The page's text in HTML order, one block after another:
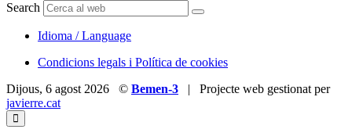
Search
Idioma / Language
Condicions legals i Política de cookies
Dijous, 6 agost 2026 © Bemen-3 | Projecte web gestionat per
javierre.cat